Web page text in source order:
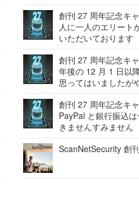
創刊 27 周年記念キ
人に一人のエリート
いただいております
創刊 27 周年記念キ
年後の 12 月 1 日以
思ってはいましたが
創刊 27 周年記念キ
PayPal と銀行振込
きませんすみません
ScanNetSecurity 創